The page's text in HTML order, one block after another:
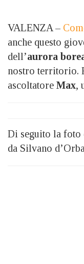
VALENZA –
anche questo
dell’aurora
nostro territorio.
ascoltatore Max,
Di seguito la foto
da Silvano